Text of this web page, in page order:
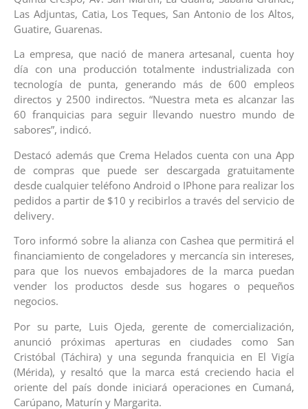
Las Adjuntas, Catia, Los Teques, San Antonio de los Altos,
Guatire, Guarenas.
La empresa, que nació de manera artesanal, cuenta hoy
día con una producción totalmente industrializada con
tecnología de punta, generando más de 600 empleos
directos y 2500 indirectos. “Nuestra meta es alcanzar las
60 franquicias para seguir llevando nuestro mundo de
sabores”, indicó.
Destacó además que Crema Helados cuenta con una App
de compras que puede ser descargada gratuitamente
desde cualquier teléfono Android o IPhone para realizar los
pedidos a partir de $10 y recibirlos a través del servicio de
delivery.
Toro informó sobre la alianza con Cashea que permitirá el
financiamiento de congeladores y mercancía sin intereses,
para que los nuevos embajadores de la marca puedan
vender los productos desde sus hogares o pequeños
negocios.
Por su parte, Luis Ojeda, gerente de comercialización,
anunció próximas aperturas en ciudades como San
Cristóbal (Táchira) y una segunda franquicia en El Vigía
(Mérida), y resaltó que la marca está creciendo hacia el
oriente del país donde iniciará operaciones en Cumaná,
Carúpano, Maturín y Margarita.